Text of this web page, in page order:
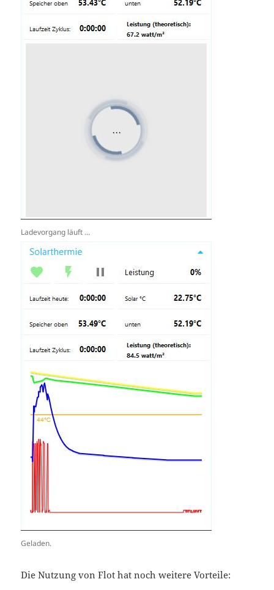
Ladevorgang läuft …
Geladen.
Die Nutzung von Flot hat noch weitere Vorteile: